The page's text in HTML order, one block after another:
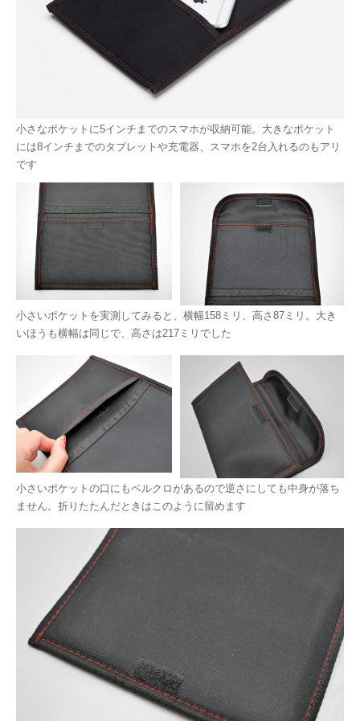
小さなポケットに5インチまでのスマホが収納可能。大きなポケット
には8インチまでのタブレットや充電器、スマホを2台入れるのもアリ
です
小さいポケットを実測してみると、横幅158ミリ、高さ87ミリ。大き
いほうも横幅は同じで、高さは217ミリでした
小さいポケットの口にもベルクロがあるので逆さにしても中身が落ち
ません。折りたたんだときはこのように留めます